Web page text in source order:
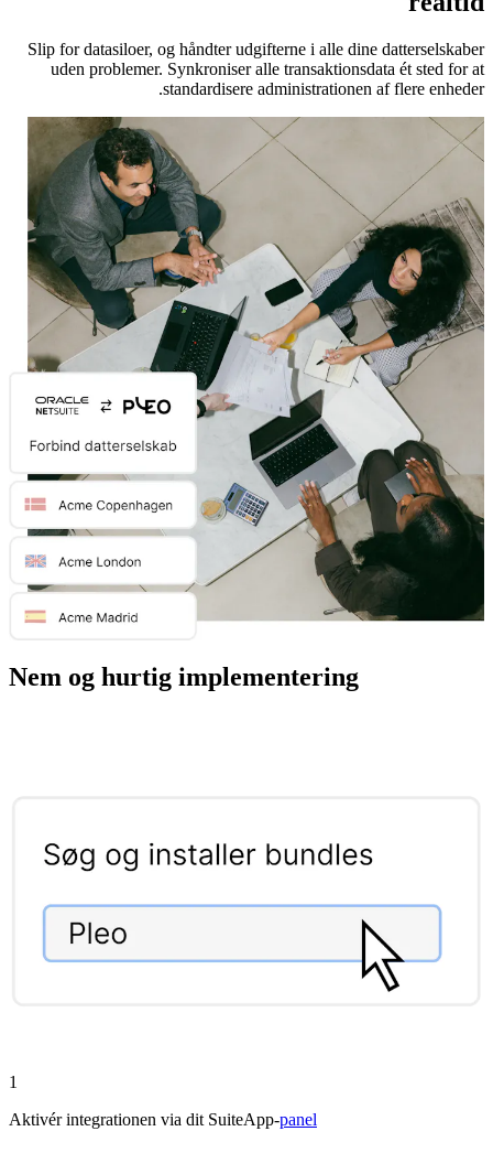
Slip for datasiloer, og håndter udgifterne i alle dine datterselskaber
uden problemer. Synkroniser alle transaktionsdata ét sted for at
standardisere administrationen af flere enheder.
Nem og hurtig implementering
1
Aktivér integrationen via dit SuiteApp-panel